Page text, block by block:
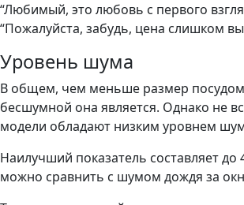
“Любимый, это любовь с первого
“Пожалуйста, забудь, цена слишком
Уровень шума
В общем, чем меньше размер
бесшумной она является. Однако не
модели обладают низким уровнем
Наилучший показатель составляет до
можно сравнить с шумом дождя за